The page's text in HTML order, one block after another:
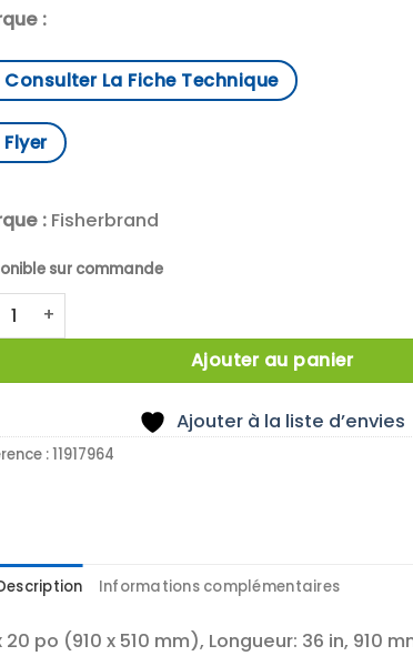
:
Consulter La Fiche Technique
Flyer
:Fisherbrand
sur commande
de X125 Alèse Fisherbrand, absorbantes,
Ajouter au panier
Ajouter à la liste d’envies
:11917964
Informations complémentaires
po (910 x 510 mm), Longueur: 36 in, 910